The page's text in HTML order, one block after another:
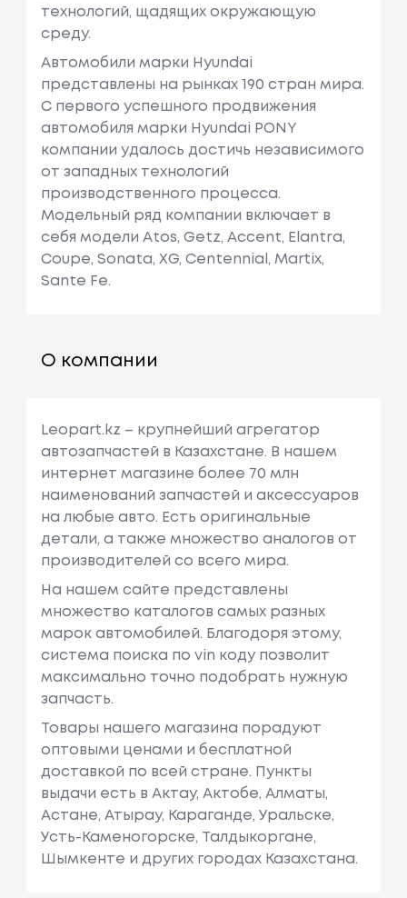
технологий, щадящих окружающую
среду.
Автомобили марки Hyundai
представлены на рынках 190 стран мира.
C первого успешного продвижения
автомобиля марки Hyundai PONY
компании удалось достичь независимого
от западных технологий
производственного процесса.
Модельный ряд компании включает в
себя модели Atos, Getz, Accent, Elantra,
Coupe, Sonata, XG, Centennial, Martix,
Sante Fe.
О компании
Leopart.kz – крупнейший агрегатор
автозапчастей в Казахстане. В нашем
интернет магазине более 70 млн
наименований запчастей и аксессуаров
на любые авто. Есть оригинальные
детали, а также множество аналогов от
производителей со всего мира.
На нашем сайте представлены
множество каталогов самых разных
марок автомобилей. Благодоря этому,
система поиска по vin коду позволит
максимально точно подобрать нужную
запчасть.
Товары нашего магазина порадуют
оптовыми ценами и бесплатной
доставкой по всей стране. Пункты
выдачи есть в Актау, Актобе, Алматы,
Астане, Атырау, Караганде, Уральске,
Усть-Каменогорске, Талдыкоргане,
Шымкенте и других городах Казахстана.